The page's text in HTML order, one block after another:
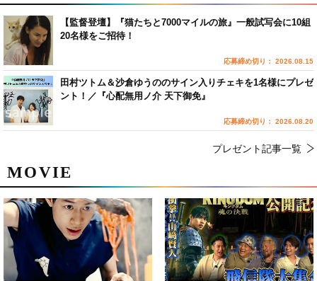
MOVIE
【監督登壇】『猫たちと7000マイルの旅』一般試写会に10組
20名様をご招待！
応募締め切り： 2026.08.15
田村ツトム＆沙倉ゆうののサイン入りチェキを1名様にプレゼ
ント！／『心配無用ノ介 天下御免』
応募締め切り： 2026.08.20
プレゼント記事一覧